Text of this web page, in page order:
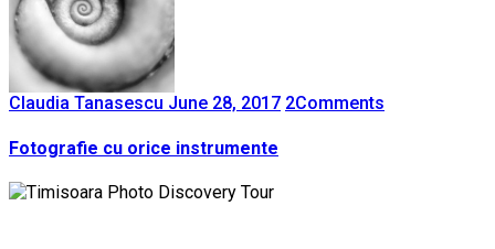
Claudia Tanasescu June 28, 2017 2Comments
Fotografie cu orice instrumente